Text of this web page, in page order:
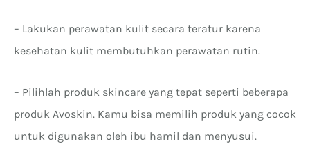
– Lakukan perawatan kulit secara teratur karena
kesehatan kulit membutuhkan perawatan rutin.
– Pilihlah produk skincare yang tepat seperti beberapa
produk Avoskin. Kamu bisa memilih produk yang cocok
untuk digunakan oleh ibu hamil dan menyusui.